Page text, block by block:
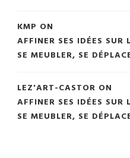
KMP ON
AFFINER SES IDÉES
SE MEUBLER, SE
LEZ'ART-CASTOR ON
AFFINER SES IDÉES
SE MEUBLER, SE